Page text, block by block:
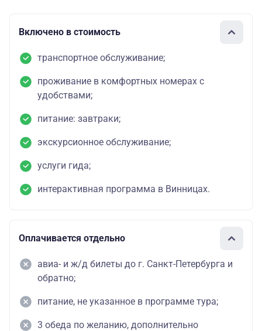
Включено в стоимость
транспортное обслуживание;
проживание в комфортных номерах с
удобствами;
питание: завтраки;
экскурсионное обслуживание;
услуги гида;
интерактивная программа в Винницах.
Оплачивается отдельно
авиа- и ж/д билеты до г. Санкт-Петербурга и
обратно;
питание, не указанное в программе тура;
3 обеда по желанию, дополнительно